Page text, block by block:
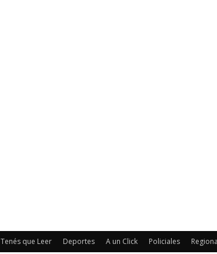
Tenés que Leer Deportes A un Click Policiales